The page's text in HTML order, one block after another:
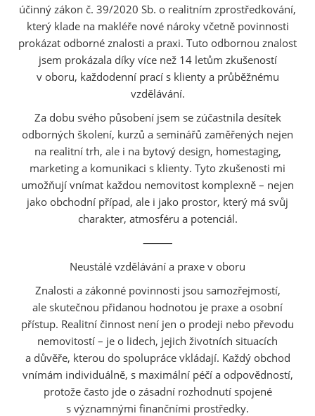
účinný zákon č. 39/2020 Sb. o realitním zprostředkování,
který klade na makléře nové nároky včetně povinnosti
prokázat odborné znalosti a praxi. Tuto odbornou znalost
jsem prokázala díky více než 14 letům zkušeností
v oboru, každodenní prací s klienty a průběžnému
vzdělávání.
Za dobu svého působení jsem se zúčastnila desítek
odborných školení, kurzů a seminářů zaměřených nejen
na realitní trh, ale i na bytový design, homestaging,
marketing a komunikaci s klienty. Tyto zkušenosti mi
umožňují vnímat každou nemovitost komplexně – nejen
jako obchodní případ, ale i jako prostor, který má svůj
charakter, atmosféru a potenciál.
⸻
Neustálé vzdělávání a praxe v oboru
Znalosti a zákonné povinnosti jsou samozřejmostí,
ale skutečnou přidanou hodnotou je praxe a osobní
přístup. Realitní činnost není jen o prodeji nebo převodu
nemovitostí – je o lidech, jejich životních situacích
a důvěře, kterou do spolupráce vkládají. Každý obchod
vnímám individuálně, s maximální péčí a odpovědností,
protože často jde o zásadní rozhodnutí spojené
s významnými finančními prostředky.